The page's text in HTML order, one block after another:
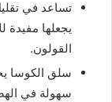
تساعد في
يجعلها مفيدة
القولون.
سلق الكوسا
سهولة في